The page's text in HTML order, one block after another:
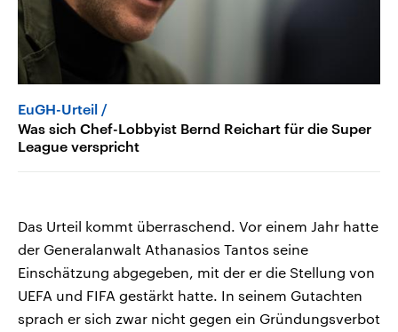
EuGH-Urteil
Was sich Chef-Lobbyist Bernd Reichart für die Super
League verspricht
Das Urteil kommt überraschend. Vor einem Jahr hatte
der Generalanwalt Athanasios Tantos seine
Einschätzung abgegeben, mit der er die Stellung von
UEFA und FIFA gestärkt hatte. In seinem Gutachten
sprach er sich zwar nicht gegen ein Gründungsverbot